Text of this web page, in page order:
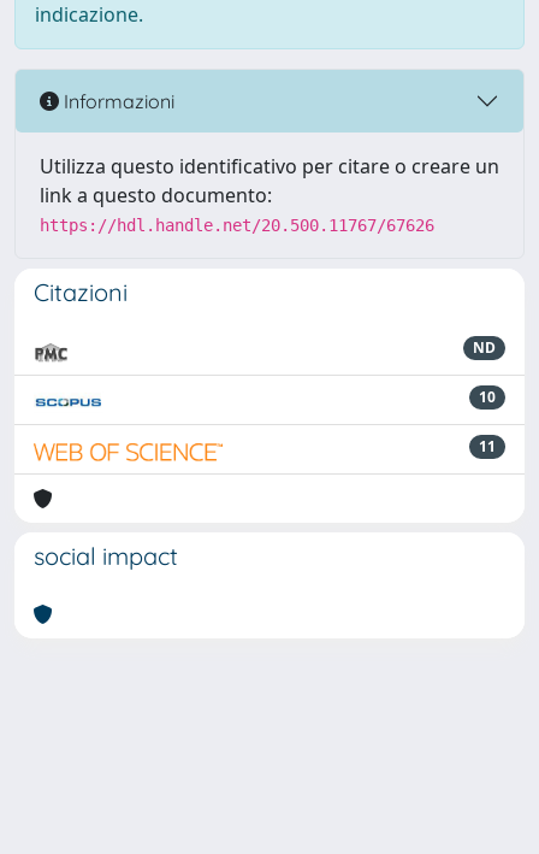
indicazione.
Informazioni
Utilizza questo identificativo per citare o creare un
link a questo documento:
https://hdl.handle.net/20.500.11767/67626
Citazioni
ND
10
11
social impact